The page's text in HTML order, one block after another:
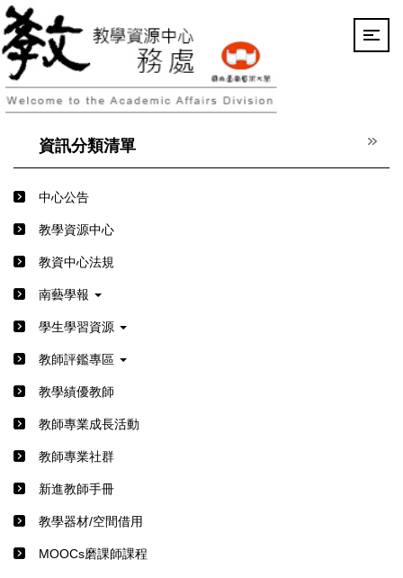
跳
到
主
要
內
容
資訊分類清單
中心公告
教學資源中心
教資中心法規
南藝學報
學生學習資源
教師評鑑專區
教學績優教師
教師專業成長活動
教師專業社群
新進教師手冊
教學器材/空間借用
MOOCs磨課師課程